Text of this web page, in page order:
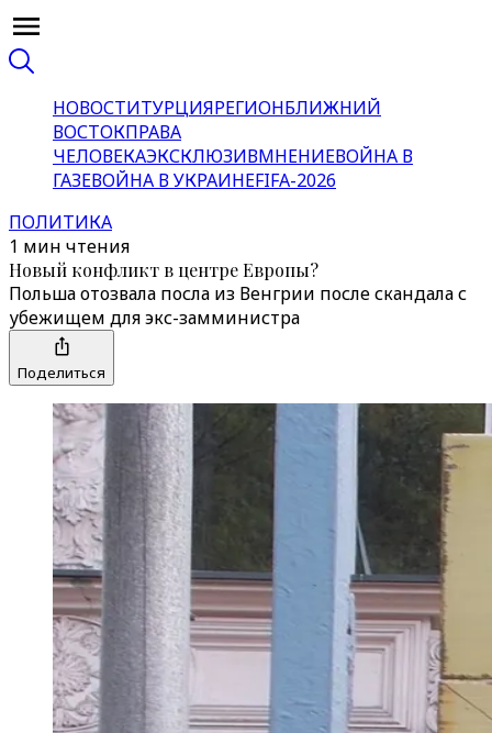
НОВОСТИТУРЦИЯРЕГИОНБЛИЖНИЙ
ВОСТОКПРАВА
ЧЕЛОВЕКАЭКСКЛЮЗИВМНЕНИЕВОЙНА В
ГАЗЕВОЙНА В УКРАИНЕFIFA-2026
ПОЛИТИКА
1 мин чтения
Новый конфликт в центре Европы?
Польша отозвала посла из Венгрии после скандала с
убежищем для экс-замминистра
Поделиться